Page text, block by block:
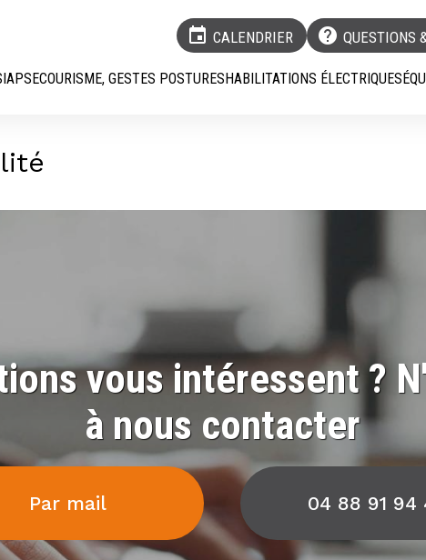
event CALENDRIER help QUESTIONS
SECOURISME, GESTES POSTURES HABILITATIONS ÉLECTRIQUES
vous intéressent ?
à nous contacter
Par mail 04 88 91 94